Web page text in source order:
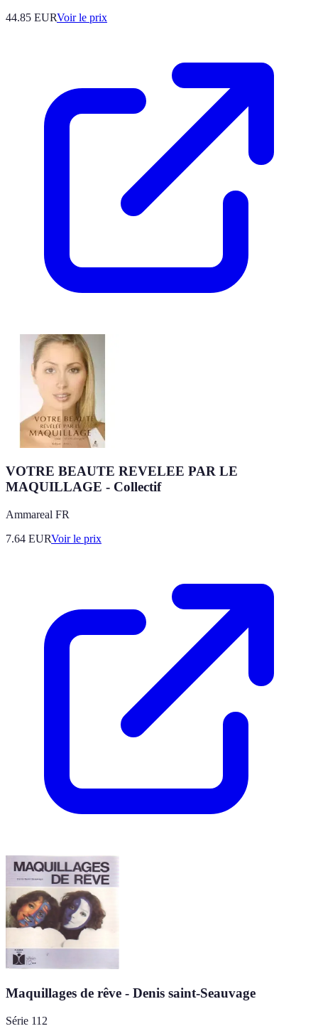
44.85 EURVoir le prix
VOTRE BEAUTE REVELEE PAR LE
MAQUILLAGE - Collectif
Ammareal FR
7.64 EURVoir le prix
Maquillages de rêve - Denis saint-Seauvage
Série 112